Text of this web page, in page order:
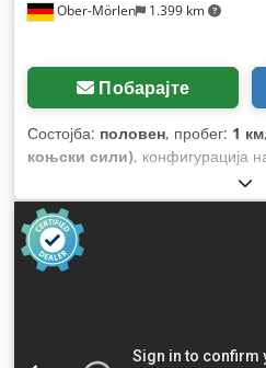
Ober-Mörlen 1.399 km
Побарајте
Состојба: половен, пробег: 1 км
коњски сили), конфигурација
, Година на